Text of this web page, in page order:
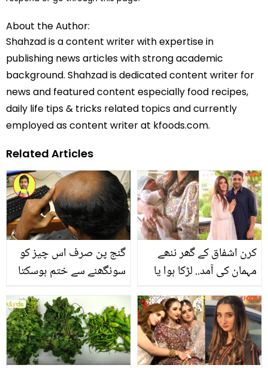
About the Author:
Shahzad is a content writer with expertise in
publishing news articles with strong academic
background. Shahzad is dedicated content writer for
news and featured content especially food recipes,
daily life tips & tricks related topics and currently
employed as content writer at kfoods.com.
Related Articles
گنج پن صرف اس چیز کو
سونگھنے سے ختم ہوسکتا
آپ کو گنج پن کے مہنگے
علاج اور ادویات سے بچا
سکتی ہے؟
کرن اشفاق کے گھر ننھے
مہمان کی آمد.. لڑکا ہوا یا